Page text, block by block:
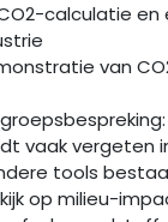
calculatie en
van
vaak vergeten
tools
op milieu-